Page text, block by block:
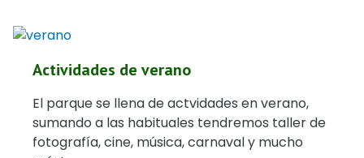
Actividades de verano
El parque se llena de actvidades en verano,
sumando a las habituales tendremos taller de
fotografía, cine, música, carnaval y mucho